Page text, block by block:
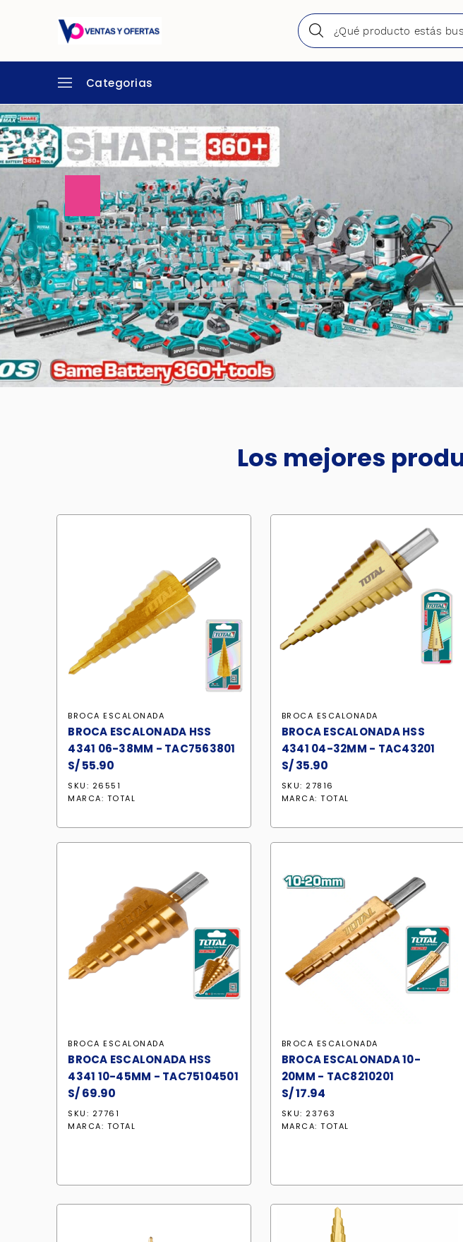
Categorias
Los mejores
BROCA ESCALONADA
BROCA ESCALONADA HSS
4341 06-38MM - TAC7563801
S/55.90
SKU: 26551
MARCA: TOTAL
BROCA ESCALONADA
BROCA ESCALONADA HSS
4341 04-32MM - TAC43201
S/35.90
SKU: 27816
MARCA:TOTAL
BROCA ESCALONADA
BROCA ESCALONADA HSS
4341 10-45MM - TAC75104501
S/69.90
SKU: 27761
MARCA: TOTAL
BROCA ESCALONADA
BROCA ESCALONADA 10-
20MM - TAC8210201
S/17.94
SKU: 23763
MARCA:TOTAL